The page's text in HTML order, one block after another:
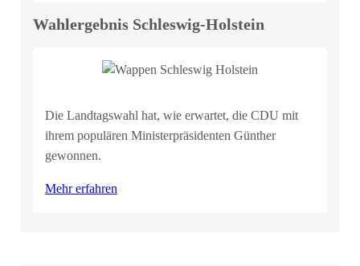
Wahlergebnis Schleswig-Holstein
Die Landtagswahl hat, wie erwartet, die CDU mit
ihrem populären Ministerpräsidenten Günther
gewonnen.
Mehr erfahren